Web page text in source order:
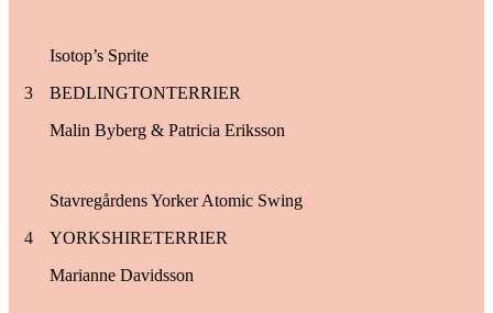
3
Isotop’s Sprite
BEDLINGTONTERRIER
Malin Byberg & Patricia Eriksson
4
Stavregårdens Yorker Atomic Swing
YORKSHIRETERRIER
Marianne Davidsson